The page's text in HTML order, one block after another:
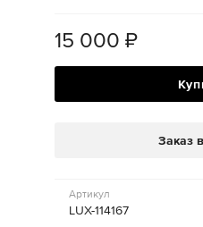
15 000 ₽
Заказ
Артикул
LUX-114167